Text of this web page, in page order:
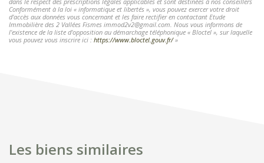
Conformément à la loi « informatique et libertés », vous pouvez exercer votre droit
d'accès aux données vous concernant et les faire rectifier en contactant Etude
Immobilière des 2 Vallées Fismes immod2v2@gmail.com. Nous vous informons de
l'existence de la liste d'opposition au démarchage téléphonique « Bloctel », sur laquelle
vous pouvez vous inscrire ici : https://www.bloctel.gouv.fr/»
Les biens similaires